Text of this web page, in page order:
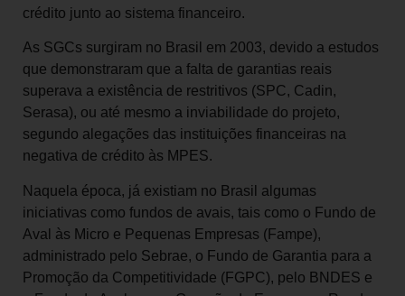
crédito junto ao sistema financeiro.
As SGCs surgiram no Brasil em 2003, devido a estudos
que demonstraram que a falta de garantias reais
superava a existência de restritivos (SPC, Cadin,
Serasa), ou até mesmo a inviabilidade do projeto,
segundo alegações das instituições financeiras na
negativa de crédito às MPES.
Naquela época, já existiam no Brasil algumas
iniciativas como fundos de avais, tais como o Fundo de
Aval às Micro e Pequenas Empresas (Fampe),
administrado pelo Sebrae, o Fundo de Garantia para a
Promoção da Competitividade (FGPC), pelo BNDES e